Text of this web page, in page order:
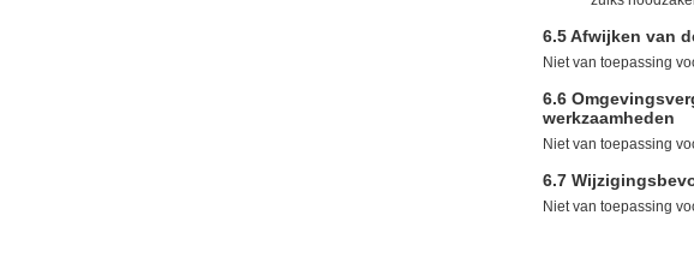
6.5 Afwijken van
Niet van toepassing
6.6
werkzaamheden
Niet van toepassing
6.7
Niet van toepassing